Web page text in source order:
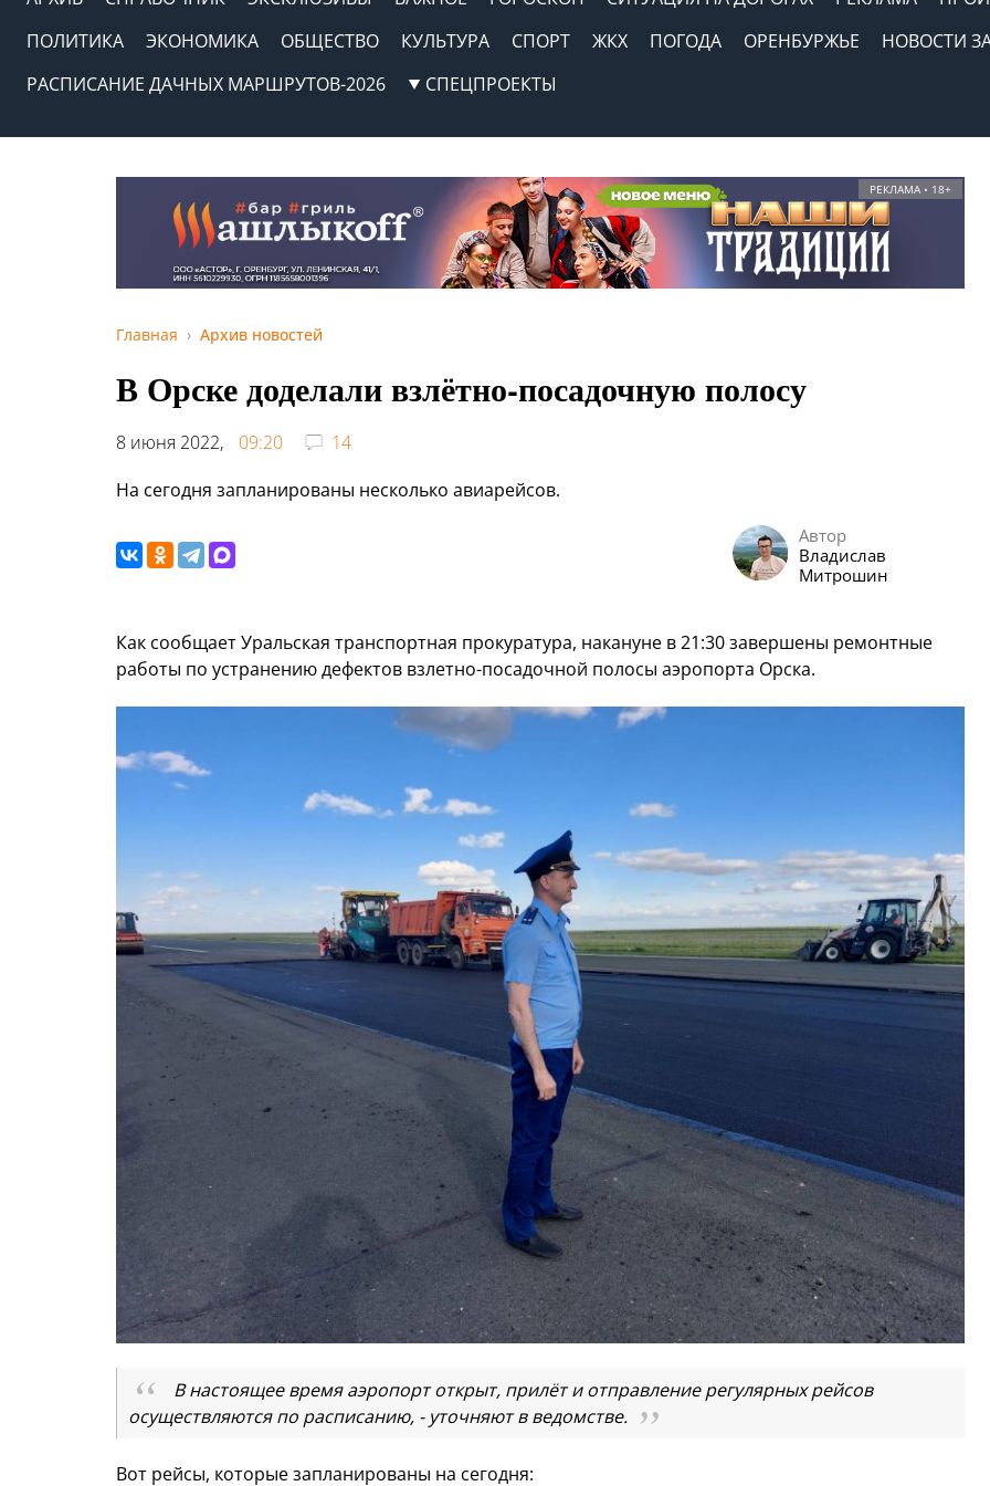
ПОЛИТИКА
ЭКОНОМИКА ОБЩЕСТВО КУЛЬТУРА СПОРТ ЖКХ ПОГОДА ОРЕНБУРЖЬЕ
НОВОСТИ
РАСПИСАНИЕ ДАЧНЫХ МАРШРУТОВ-2026
СПЕЦПРОЕКТЫ
РЕКЛАМА • 18+
Главная Архив новостей
В Орске доделали взлётно-посадочную полосу
8 июня 2022, 09:20
14
На сегодня запланированы несколько авиарейсов.
Автор
Владислав
Митрошин
Как сообщает Уральская транспортная прокуратура, накануне в 21:30 завершены ремонтные
работы по устранению дефектов взлетно-посадочной полосы аэропорта Орска.
В настоящее время аэропорт открыт, прилёт и отправление регулярных рейсов
осуществляются по расписанию, - уточняют в ведомстве.
Вот рейсы, которые запланированы на сегодня: